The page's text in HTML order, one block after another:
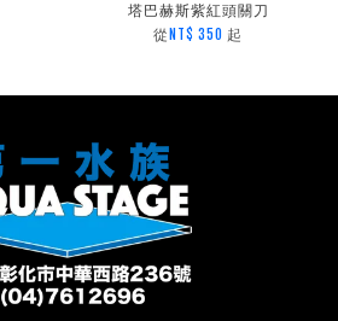
塔巴赫斯紫紅頭關刀
從 NT$ 350 起